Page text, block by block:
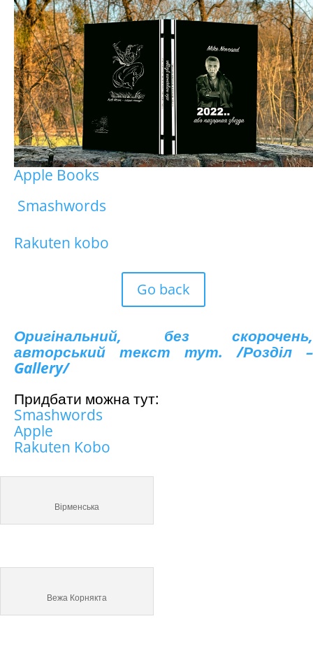
Apple Books
Smashwords
Rakuten kobo
Go back
Оригінальний, без скорочень,
авторський текст тут. /Розділ –
Gallery/
Придбати можна тут:
Smashwords
Apple
Rakuten Kobo
Вірменська
Вежа Корнякта